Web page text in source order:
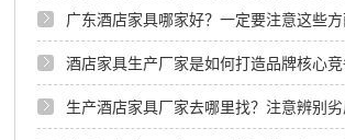
广东酒店家具哪家好？一定要注意这些方
酒店家具生产厂家是如何打造品牌核心竞
生产酒店家具厂家去哪里找？注意辨别劣